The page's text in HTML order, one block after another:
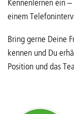
Kennenlernen ein
einem
Bring gerne Deine
kennen und Du
Position und das